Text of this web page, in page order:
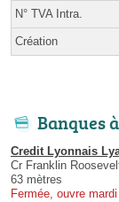
N° TVA Intra.
Création
Banques
Credit Lyonnais
Cr Franklin
63 mètres
Fermée, ouvre